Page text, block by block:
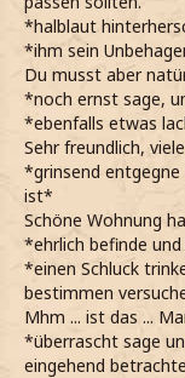
*halblaut
*ihm sein
Du musst aber
*noch ernst sage,
*ebenfalls etwas
Sehr freundlich,
*grinsend entgegne
ist*
Schöne Wohnung
*ehrlich befinde
*einen Schluck
bestimmen
Mhm ... ist das ...
*überrascht sage
eingehend